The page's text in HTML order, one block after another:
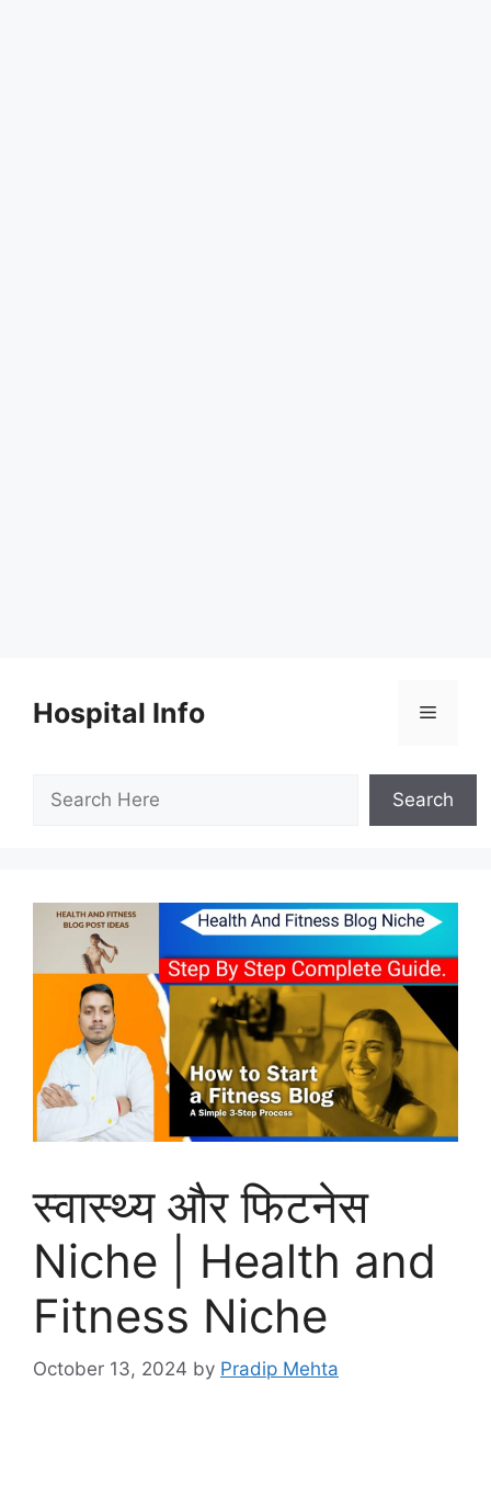
contentHospital Info Menu
Search
स्वास्थ्य और फिटनेस
Niche | Health and
Fitness Niche
October 13, 2024 by Pradip Mehta